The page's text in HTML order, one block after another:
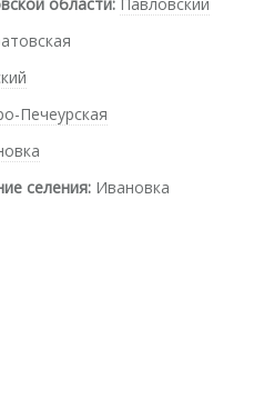
Печеурская
селения: Ивановка